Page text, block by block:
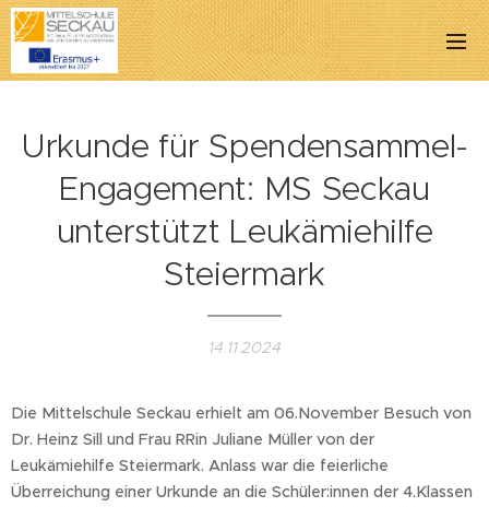
Urkunde für Spendensammel-
Engagement: MS Seckau
unterstützt Leukämiehilfe
Steiermark
14.11.2024
Die Mittelschule Seckau erhielt am 06.November Besuch von
Dr. Heinz Sill und Frau RRin Juliane Müller von der
Leukämiehilfe Steiermark. Anlass war die feierliche
Überreichung einer Urkunde an die Schüler:innen der 4.Klassen